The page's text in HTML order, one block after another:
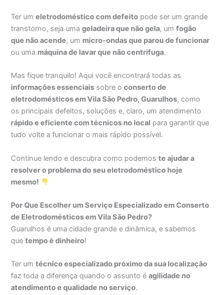
Ter umeletrodoméstico com defeito pode ser um grande
transtorno, seja umageladeira que não gela, umfogão
que não acende, um micro-ondas que parou de funcionar
ou uma máquina de lavar que não centrifuga.
Mas fique tranquilo! Aqui você encontrará todas as
informações essenciais sobre oconserto de
eletrodomésticos em Vila São Pedro, Guarulhos, como
os principais defeitos, soluções e, claro, um atendimento
rápido e eficiente com técnicos no local para garantir que
tudo volte a funcionar o mais rápido possível.
Continue lendo e descubra como podemoste ajudar a
resolver o problema do seu eletrodoméstico hoje
mesmo!
Por Que Escolher um Serviço Especializado em Conserto
de Eletrodomésticos em Vila São Pedro?
Guarulhos é uma cidade grande e dinâmica, e sabemos
quetempo é dinheiro!
Ter umtécnico especializado próximo da sua localização
faz toda a diferença quando o assunto éagilidade no
atendimento e qualidade no serviço.